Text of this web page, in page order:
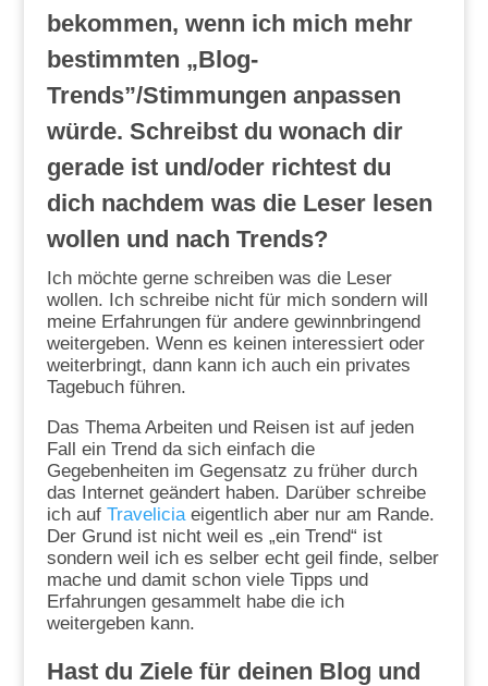
bekommen, wenn ich mich mehr
bestimmten „Blog-
Trends”/Stimmungen anpassen
würde. Schreibst du wonach dir
gerade ist und/oder richtest du
dich nachdem was die Leser lesen
wollen und nach Trends?
Ich möchte gerne schreiben was die Leser
wollen. Ich schreibe nicht für mich sondern will
meine Erfahrungen für andere gewinnbringend
weitergeben. Wenn es keinen interessiert oder
weiterbringt, dann kann ich auch ein privates
Tagebuch führen.
Das Thema Arbeiten und Reisen ist auf jeden
Fall ein Trend da sich einfach die
Gegebenheiten im Gegensatz zu früher durch
das Internet geändert haben. Darüber schreibe
ich auf Travelicia eigentlich aber nur am Rande.
Der Grund ist nicht weil es „ein Trend“ ist
sondern weil ich es selber echt geil finde, selber
mache und damit schon viele Tipps und
Erfahrungen gesammelt habe die ich
weitergeben kann.
Hast du Ziele für deinen Blog und